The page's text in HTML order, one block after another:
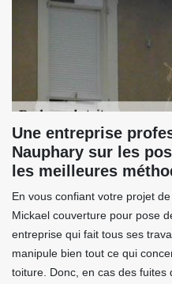
Une entreprise
Nauphary sur les
les meilleures
En vous confiant votre projet
Mickael couverture pour pose
entreprise qui fait tous ses
manipule bien tout ce qui
toiture. Donc, en cas des fuites